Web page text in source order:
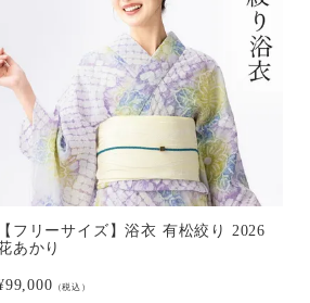
【フリーサイズ】浴衣 有松絞り 2026
あかり
99,000 （税込）